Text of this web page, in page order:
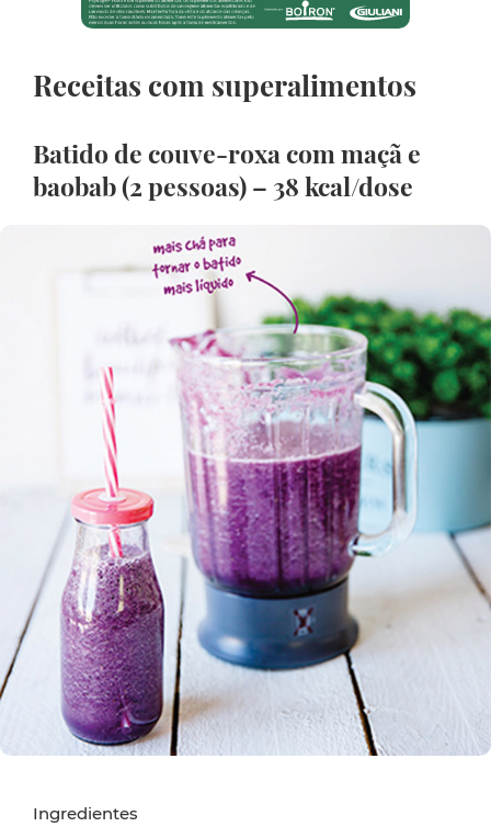
Receitas com superalimentos
Batido de couve-roxa com maçã e
baobab (2 pessoas) – 38 kcal/dose
Ingredientes